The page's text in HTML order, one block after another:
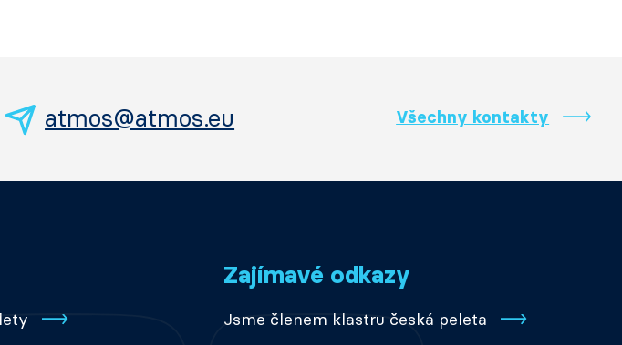
atmos@atmos.eu Všechny kontakty
Zajímavé odkazy
Jsme členem klastru česká peleta